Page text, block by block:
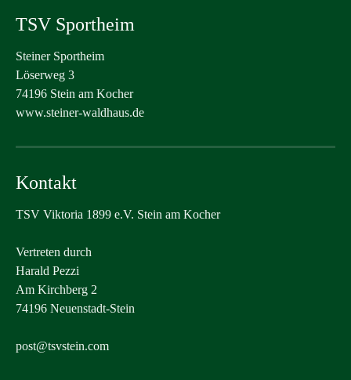
TSV Sportheim
Steiner Sportheim
Löserweg 3
74196 Stein am Kocher
www.steiner-waldhaus.de
Kontakt
TSV Viktoria 1899 e.V. Stein am Kocher
Vertreten durch
Harald Pezzi
Am Kirchberg 2
74196 Neuenstadt-Stein
post@tsvstein.com